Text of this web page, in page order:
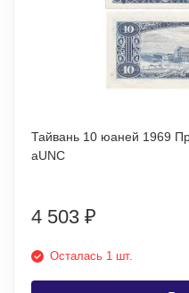
Тайвань 10 юаней 1969
аUNC
4 503 ₽
Осталась 1 шт.